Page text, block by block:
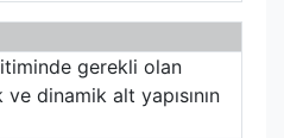
gerekli olan
dinamik alt yapısının